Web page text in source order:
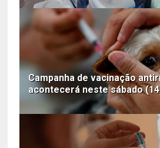
Campanha de vacinação
acontecerá neste sábado